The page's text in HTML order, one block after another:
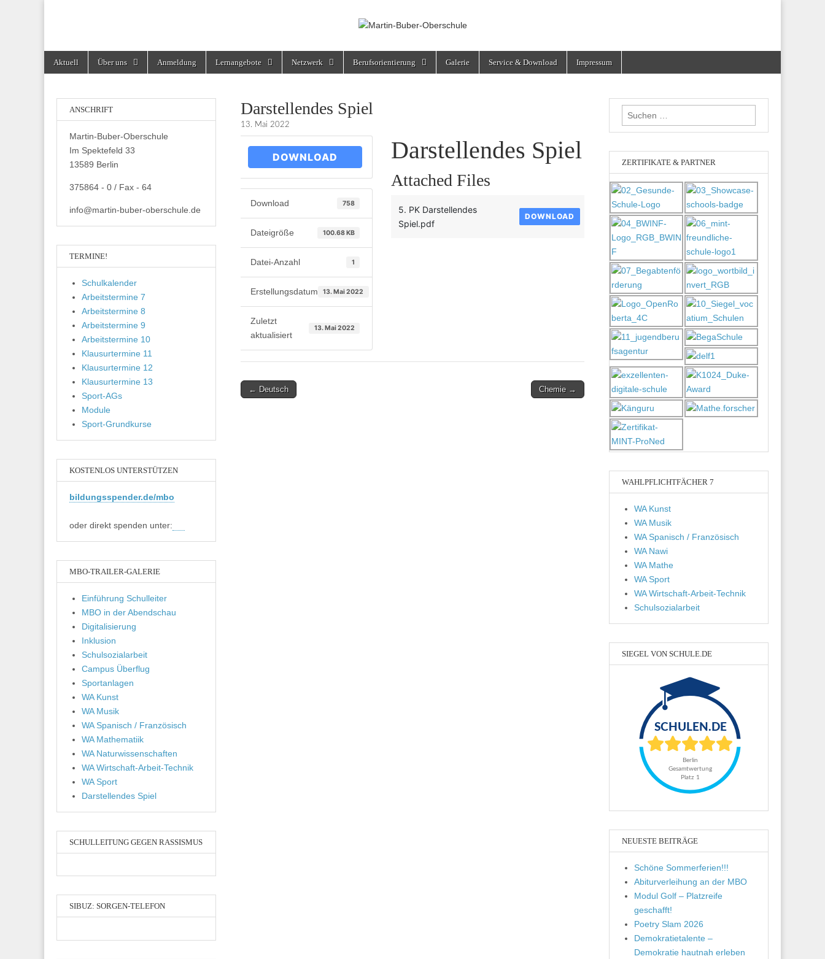
Martin-Buber-Oberschule
Main
menu
Aktuell Über uns Anmeldung Lernangebote Netzwerk Berufsorientierung Galerie Service & Download Impressum
Darstellendes Spiel
13. Mai 2022
DOWNLOAD
Download 758
Dateigröße 100.68 KB
Datei-Anzahl 1
Erstellungsdatum 13. Mai 2022
Zuletzt
aktualisiert
13. Mai 2022
Darstellendes Spiel
Attached Files
5. PK Darstellendes
Spiel.pdf
DOWNLOAD
Post← Deutsch Chemie →
ANSCHRIFT
Martin-Buber-Oberschule
Im Spektefeld 33
13589 Berlin
375864 - 0 / Fax - 64
info@martin-buber-oberschule.de
TERMINE!
Schulkalender
Arbeitstermine 7
Arbeitstermine 8
Arbeitstermine 9
Arbeitstermine 10
Klausurtermine 11
Klausurtermine 12
Klausurtermine 13
Sport-AGs
Module
Sport-Grundkurse
KOSTENLOS UNTERSTÜTZEN
bildungsspender.de/mbo
oder direkt spenden unter:
MBO-TRAILER-GALERIE
Einführung Schulleiter
MBO in der Abendschau
Digitalisierung
Inklusion
Schulsozialarbeit
Campus Überflug
Sportanlagen
WA Kunst
WA Musik
WA Spanisch / Französisch
WA Mathematiik
WA Naturwissenschaften
WA Wirtschaft-Arbeit-Technik
WA Sport
Darstellendes Spiel
SCHULLEITUNG GEGEN RASSISMUS
SIBUZ: SORGEN-TELEFON
Suchen
nach:
ZERTIFIKATE & PARTNER
WAHLPFLICHTFÄCHER 7
WA Kunst
WA Musik
WA Spanisch / Französisch
WA Nawi
WA Mathe
WA Sport
WA Wirtschaft-Arbeit-Technik
Schulsozialarbeit
SIEGEL VON SCHULE.DE
NEUESTE BEITRÄGE
Schöne Sommerferien!!!
Abiturverleihung an der MBO
Modul Golf – Platzreife
geschafft!
Poetry Slam 2026
Demokratietalente –
Demokratie hautnah erleben